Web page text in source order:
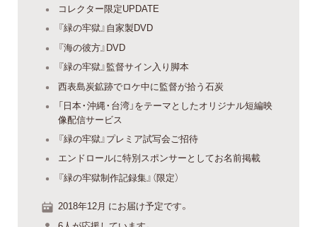
コレクター限定UPDATE
『緑の牢獄』自家製DVD
『海の彼方』DVD
『緑の牢獄』監督サイン入り脚本
西表島炭鉱跡でロケ中に監督が拾う石炭
「日本・沖縄・台湾」をテーマとしたオリジナル短編映
像配信サービス
『緑の牢獄』プレミア試写会ご招待
エンドロールに特別スポンサーとしてお名前掲載
『緑の牢獄制作記録集』（限定）
2018年12月 にお届け予定です。